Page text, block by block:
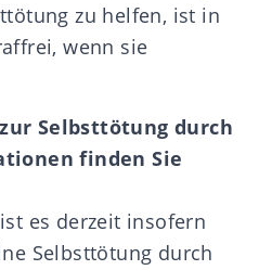
zu helfen, ist in
wenn sie
Selbsttötung durch
finden Sie
es derzeit insofern
Selbsttötung durch